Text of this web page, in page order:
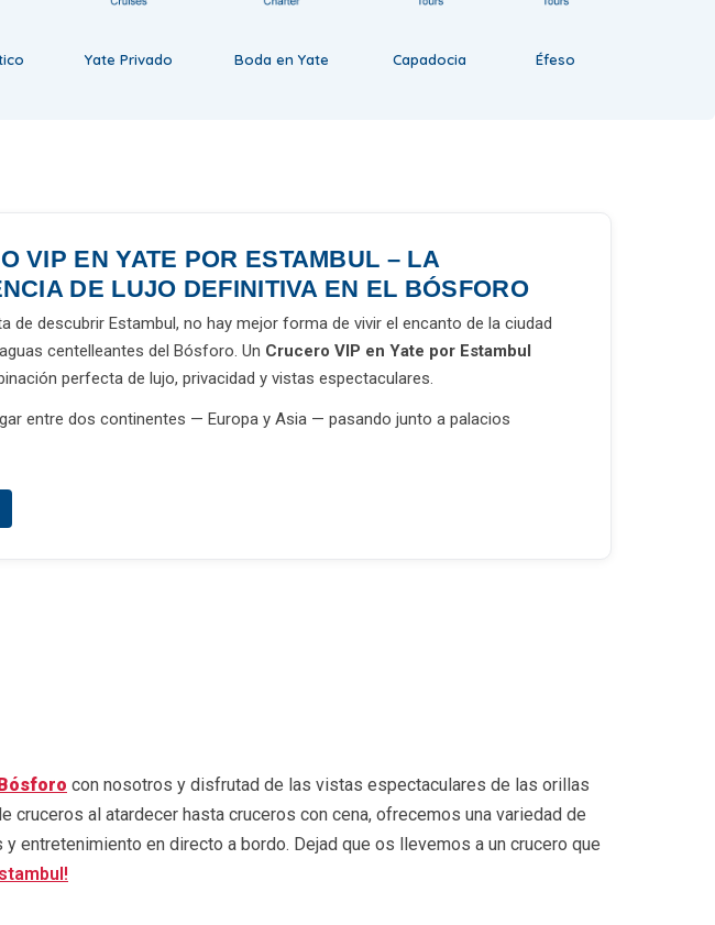
Yate Privado Boda en Yate Capadocia Éfeso
VIP EN YATE POR ESTAMBUL – LA
DE LUJO DEFINITIVA EN EL BÓSFORO
de descubrir Estambul, no hay mejor forma de vivir el encanto de la ciudad
centelleantes del Bósforo. Un Crucero VIP en Yate por Estambul
perfecta de lujo, privacidad y vistas espectaculares.
entre dos continentes — Europa y Asia — pasando junto a palacios
con nosotros y disfrutad de las vistas espectaculares de las orillas
al atardecer hasta cruceros con cena, ofrecemos una variedad de
en directo a bordo. Dejad que os llevemos a un crucero que